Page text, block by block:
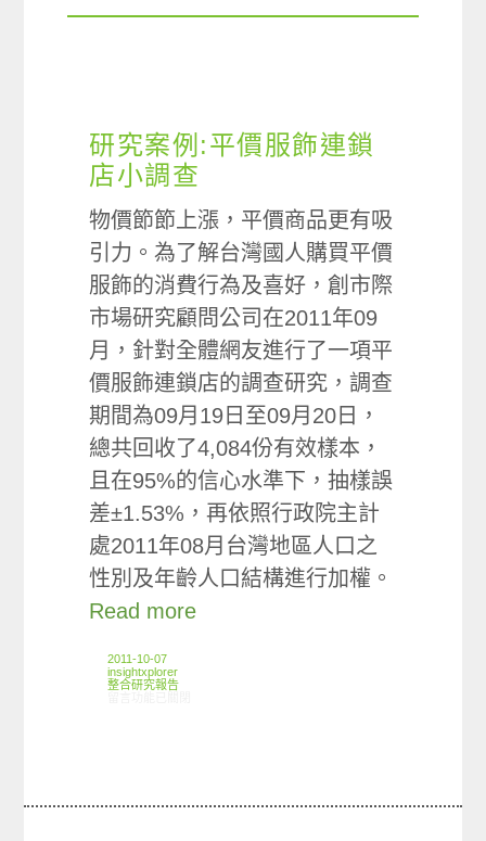
研究案例:平價服飾連鎖
店小調查
物價節節上漲，平價商品更有吸
引力。為了解台灣國人購買平價
服飾的消費行為及喜好，創市際
市場研究顧問公司在2011年09
月，針對全體網友進行了一項平
價服飾連鎖店的調查研究，調查
期間為09月19日至09月20日，
總共回收了4,084份有效樣本，
且在95%的信心水準下，抽樣誤
差±1.53%，再依照行政院主計
處2011年08月台灣地區人口之
性別及年齡人口結構進行加權。
Read more
2011-10-07
insightxplorer
整合研究報告